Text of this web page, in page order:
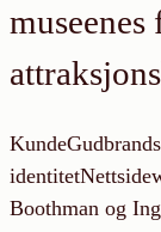
Kunde
identitetNettside
Boothman og